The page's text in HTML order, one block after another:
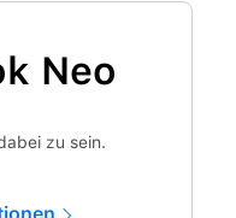
Neo
zu sein.